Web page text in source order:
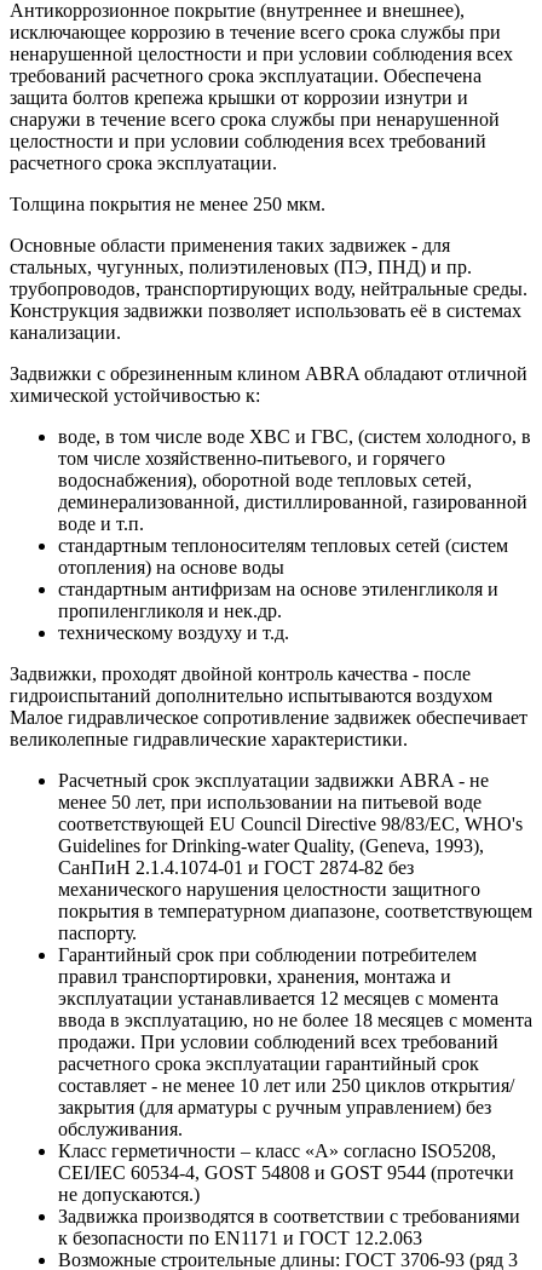
Антикоррозионное покрытие (внутреннее и внешнее),
исключающее коррозию в течение всего срока службы при
ненарушенной целостности и при условии соблюдения всех
требований расчетного срока эксплуатации. Обеспечена
защита болтов крепежа крышки от коррозии изнутри и
снаружи в течение всего срока службы при ненарушенной
целостности и при условии соблюдения всех требований
расчетного срока эксплуатации.
Толщина покрытия не менее 250 мкм.
Основные области применения таких задвижек - для
стальных, чугунных, полиэтиленовых (ПЭ, ПНД) и пр.
трубопроводов, транспортирующих воду, нейтральные среды.
Конструкция задвижки позволяет использовать её в системах
канализации.
Задвижки с обрезиненным клином ABRA обладают отличной
химической устойчивостью к:
воде, в том числе воде ХВС и ГВС, (систем холодного, в
том числе хозяйственно-питьевого, и горячего
водоснабжения), оборотной воде тепловых сетей,
деминерализованной, дистиллированной, газированной
воде и т.п.
стандартным теплоносителям тепловых сетей (систем
отопления) на основе воды
стандартным антифризам на основе этиленгликоля и
пропиленгликоля и нек.др.
техническому воздуху и т.д.
Задвижки, проходят двойной контроль качества - после
гидроиспытаний дополнительно испытываются воздухом
Малое гидравлическое сопротивление задвижек обеспечивает
великолепные гидравлические характеристики.
Расчетный срок эксплуатации задвижки ABRA - не
менее 50 лет, при использовании на питьевой воде
соответствующей EU Council Directive 98/83/EC, WHO's
Guidelines for Drinking-water Quality, (Geneva, 1993),
СанПиН 2.1.4.1074-01 и ГОСТ 2874-82 без
механического нарушения целостности защитного
покрытия в температурном диапазоне, соответствующем
паспорту.
Гарантийный срок при соблюдении потребителем
правил транспортировки, хранения, монтажа и
эксплуатации устанавливается 12 месяцев с момента
ввода в эксплуатацию, но не более 18 месяцев с момента
продажи. При условии соблюдений всех требований
расчетного срока эксплуатации гарантийный срок
составляет - не менее 10 лет или 250 циклов открытия/
закрытия (для арматуры с ручным управлением) без
обслуживания.
Класс герметичности – класс «А» согласно ISO5208,
CEI/IEC 60534-4, GOST 54808 и GOST 9544 (протечки
не допускаются.)
Задвижка производятся в соответствии с требованиями
к безопасности по EN1171 и ГОСТ 12.2.063
Возможные строительные длины: ГОСТ 3706-93 (ряд 3